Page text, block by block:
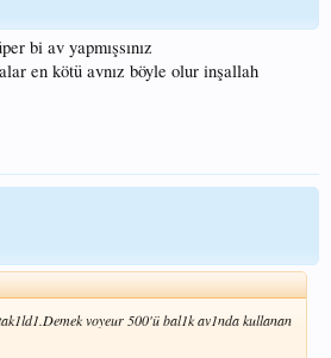
bi av yapmışsınız
en kötü avnız böyle olur inşallah
voyeur 500'ü bal1k av1nda kullanan